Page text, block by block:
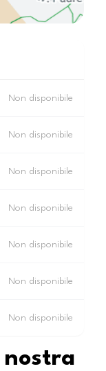
Non disponibile
Non disponibile
Non disponibile
Non disponibile
Non disponibile
Non disponibile
Non disponibile